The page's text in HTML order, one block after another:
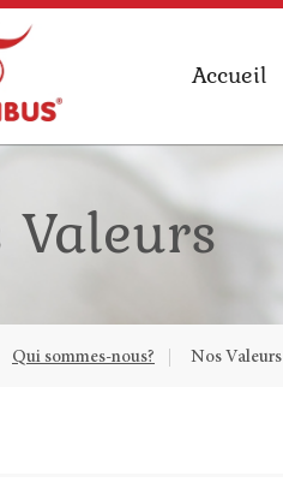
Accueil
Valeurs
Qui sommes-nous? Nos Valeurs